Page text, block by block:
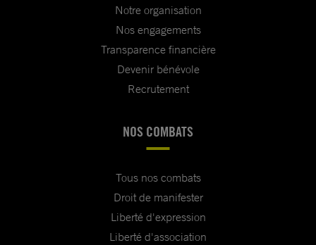
Notre organisation
Nos engagements
Transparence financière
Devenir bénévole
Recrutement
NOS COMBATS
Tous nos combats
Droit de manifester
Liberté d'expression
Liberté d'association